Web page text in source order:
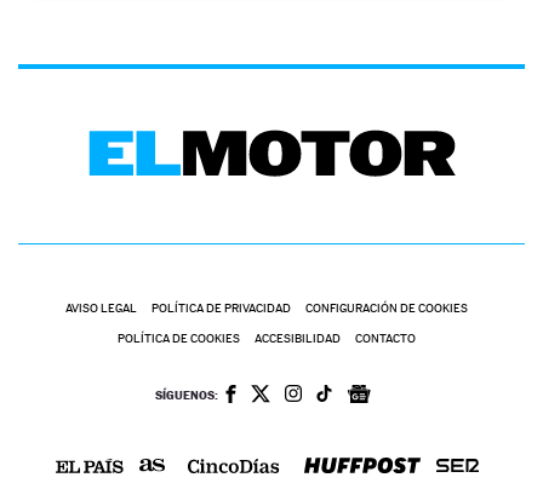
AVISO LEGAL POLÍTICA DE PRIVACIDAD CONFIGURACIÓN DE COOKIES
POLÍTICA DE COOKIES ACCESIBILIDAD CONTACTO
SÍGUENOS: